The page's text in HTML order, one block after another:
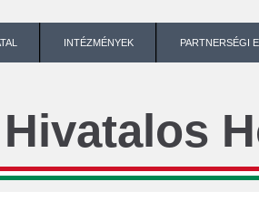
INTÉZMÉNYEK PARTNERSÉGI